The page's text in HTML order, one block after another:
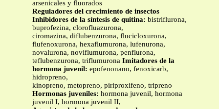
arsenicales y fluorados
Reguladores del crecimiento de insectos
Inhibidores de la síntesis de quitina: bistriflurona,
buprofezina, clorofluazurona,
ciromazina, diflubenzurona, flucicloxurona,
flufenoxurona, hexaflumurona, lufenurona,
novalurona, noviflumurona, penflurona,
teflubenzurona, triflumurona Imitadores de la
hormona juvenil: epofenonano, fenoxicarb,
hidropreno,
kinopreno, metopreno, piriproxifeno, tripreno
Hormonas juveniles: hormona juvenil, hormona
juvenil I, hormona juvenil II,